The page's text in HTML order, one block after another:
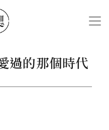
過的那個時代
物，被政治圈說是讀